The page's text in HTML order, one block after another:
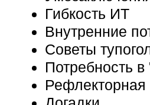
Гибкость ИТ
Внутренние
Советы
Потребность
Рефлекторная